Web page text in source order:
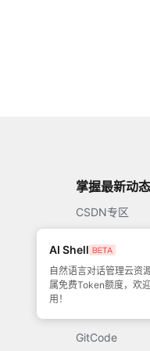
掌握最新动态
CSDN专区
51CTO
GitCode
AI Shell
自然语言对话管理云资
属免费Token额度，欢
用！